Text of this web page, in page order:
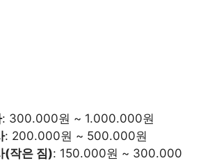
: 300.000원 ~ 1.000.000원
: 200.000원 ~ 500.000원
(작은 짐): 150.000원 ~ 300.000